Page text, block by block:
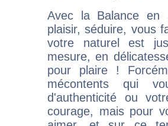
Avec la Balance en
plaisir, séduire, vous
votre naturel est
mesure, en
pour plaire !
mécontents qui
d'authenticité ou
courage, mais pour